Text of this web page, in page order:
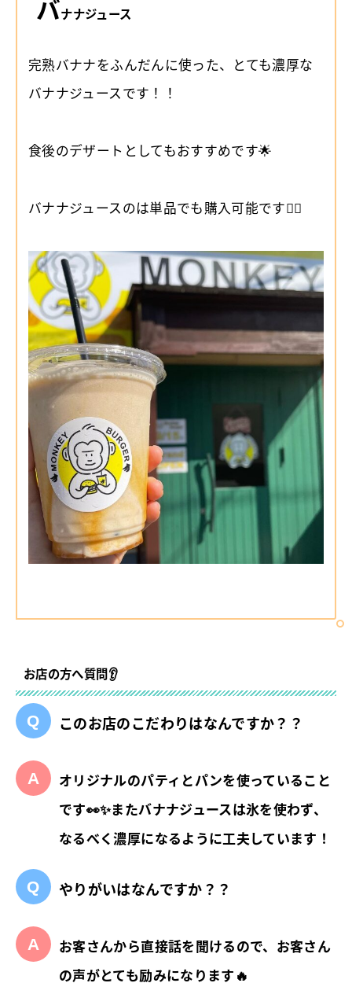
バナナジュース
完熟バナナをふんだんに使った、とても濃厚な
バナナジュースです！！
食後のデザートとしてもおすすめです🌟
バナナジュースのは単品でも購入可能です🙆‍♀️
お店の方へ質問👂
このお店のこだわりはなんですか？？
オリジナルのパティとパンを使っていること
です👀✨またバナナジュースは氷を使わず、
なるべく濃厚になるように工夫しています！
やりがいはなんですか？？
お客さんから直接話を聞けるので、お客さん
の声がとても励みになります🔥